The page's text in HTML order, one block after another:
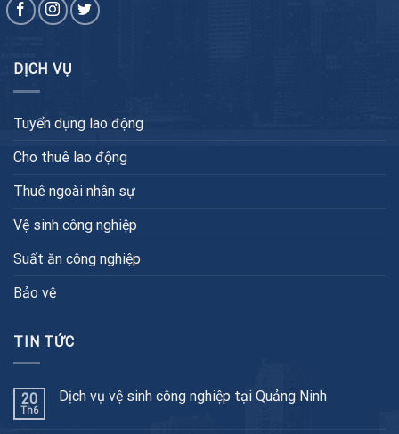
DỊCH VỤ
Tuyển dụng lao động
Cho thuê lao động
Thuê ngoài nhân sự
Vệ sinh công nghiệp
Suất ăn công nghiệp
Bảo vệ
TIN TỨC
20
Th6
Dịch vụ vệ sinh công nghiệp tại Quảng Ninh